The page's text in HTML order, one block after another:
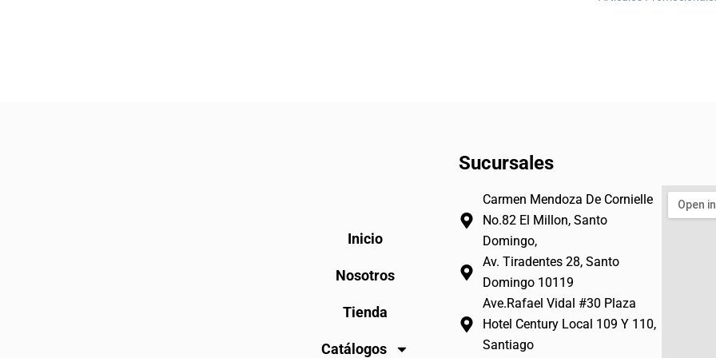
Inicio
Nosotros
Tienda
Catálogos
Sucursales
Carmen Mendoza De Cornielle
No.82 El Millon, Santo
Domingo,
Av. Tiradentes 28, Santo
Domingo 10119
Ave.Rafael Vidal #30 Plaza
Hotel Century Local 109 Y 110,
Santiago